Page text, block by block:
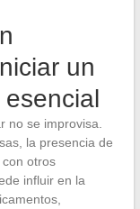
un
no se improvisa.
la presencia de
otros
influir en la